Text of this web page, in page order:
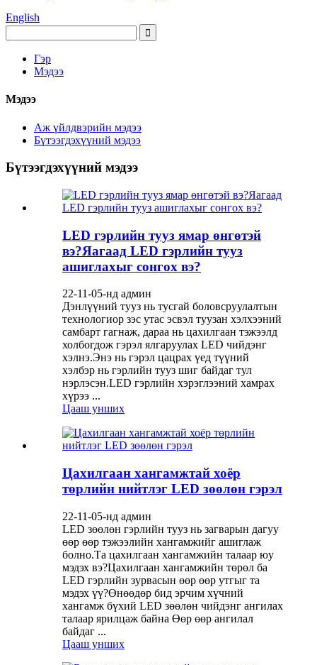
English
Гэр
Мэдээ
Мэдээ
Аж үйлдвэрийн мэдээ
Бүтээгдэхүүний мэдээ
Бүтээгдэхүүний мэдээ
LED гэрлийн тууз ямар өнгөтэй
вэ?Яагаад LED гэрлийн тууз
ашиглахыг сонгох вэ?
22-11-05-нд админ
Дэнлүүний тууз нь тусгай боловсруулалтын
технологиор зэс утас эсвэл туузан хэлхээний
самбарт гагнаж, дараа нь цахилгаан тэжээлд
холбогдож гэрэл ялгаруулах LED чийдэнг
хэлнэ.Энэ нь гэрэл цацрах үед түүний
хэлбэр нь гэрлийн тууз шиг байдаг тул
нэрлэсэн.LED гэрлийн хэрэглээний хамрах
хүрээ ...
Цааш унших
Цахилгаан хангамжтай хоёр
төрлийн нийтлэг LED зөөлөн гэрэл
22-11-05-нд админ
LED зөөлөн гэрлийн тууз нь загварын дагуу
өөр өөр тэжээлийн хангамжийг ашиглаж
болно.Та цахилгаан хангамжийн талаар юу
мэдэх вэ?Цахилгаан хангамжийн төрөл ба
LED гэрлийн зурвасын өөр өөр утгыг та
мэдэх үү?Өнөөдөр бид эрчим хүчний
хангамж бүхий LED зөөлөн чийдэнг ангилах
талаар ярилцаж байна Өөр өөр ангилал
байдаг ...
Цааш унших